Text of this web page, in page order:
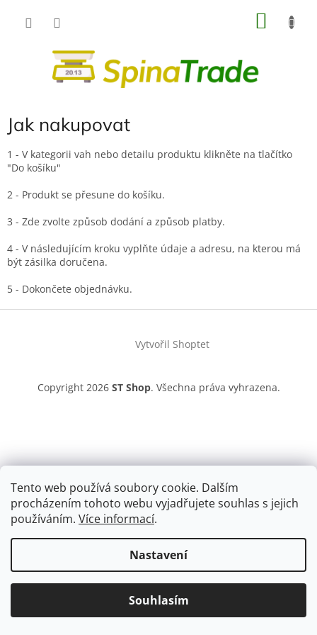
Tento web používá soubory cookie. Dalším
procházením tohoto webu vyjadřujete souhlas s jejich
používáním. Více informací.
Nastavení
Souhlasím
Jak nakupovat
1 - V kategorii vah nebo detailu produktu klikněte na tlačítko
"Do košíku"
2 - Produkt se přesune do košíku.
3 - Zde zvolte způsob dodání a způsob platby.
4 - V následujícím kroku vyplňte údaje a adresu, na kterou má
být zásilka doručena.
5 - Dokončete objednávku.
Z
Vytvořil Shoptet
Copyright 2026 ST Shop. Všechna práva vyhrazena.